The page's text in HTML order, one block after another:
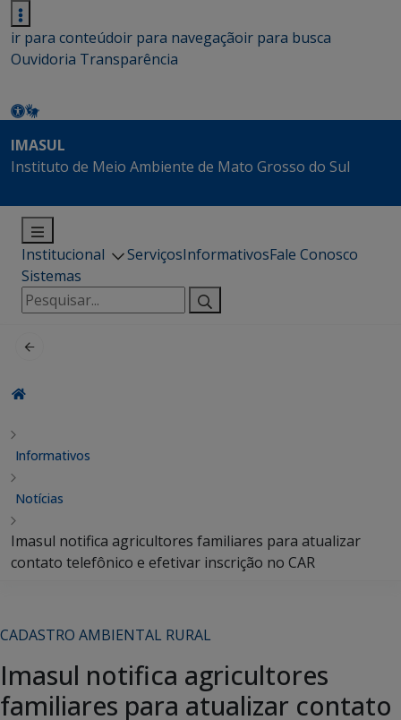
ir para conteúdoir para navegaçãoir para busca
Ouvidoria Transparência
IMASUL
Instituto de Meio Ambiente de Mato Grosso do Sul
Institucional ServiçosInformativosFale Conosco
Sistemas
Pesquisar
por:
Informativos
Notícias
Imasul notifica agricultores familiares para atualizar
contato telefônico e efetivar inscrição no CAR
CADASTRO AMBIENTAL RURAL
Imasul notifica agricultores
familiares para atualizar contato